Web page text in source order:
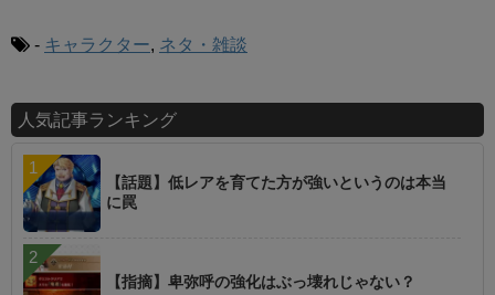
- キャラクター, ネタ・雑談
人気記事ランキング
【話題】低レアを育てた方が強いというのは本当
に罠
【指摘】卑弥呼の強化はぶっ壊れじゃない？